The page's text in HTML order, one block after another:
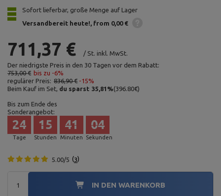
Sofort lieferbar, große Menge auf Lager
Versandbereit heute! from 0,00 €
711,37 € / St. inkl. MwSt.
Der niedrigste Preis in den 30 Tagen vor dem Rabatt:
753,00 € bis zu -6%
regulärer Preis: 836,90 € -15%
Beim Kauf im Set, du sparst 35,81 %(396.80€)
Bis zum Ende des
Sonderangebot:
Tage
24
Stunden
15
Minuten
41
Sekunden
03
5.00/5 3
IN DEN WARENKORB